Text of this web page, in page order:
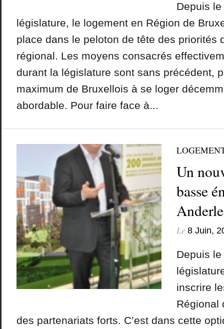
Depuis
législature, le logement en Région de
place dans le peloton de tête des priorités
régional. Les moyens consacrés
durant la législature sont sans précédent,
maximum de Bruxellois à se loger
abordable. Pour faire face à...
Un
basse
Le 8 Juin,
Depuis
inscrire
Régional
des partenariats forts. C’est dans cette